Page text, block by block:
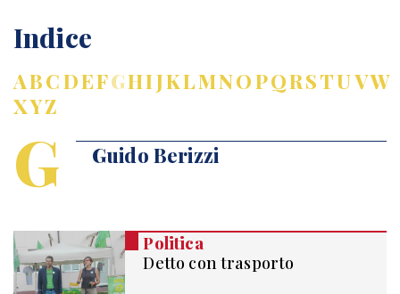
Indice
ABCDEFGHIJKLMNOPQRSTUVW
XYZ
G Guido Berizzi
Politica
Detto con trasporto